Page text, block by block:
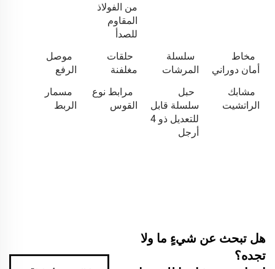
من الفولاذ
المقاوم
للصدأ
مخاط
أمان دوراني
سلسلة
المرشات
حلقات
مغلفنة
موصل
الرفع
مشابك
الراتشيت
حبل
سلسلة قابل
للتعديل ذو 4
أرجل
مرابط نوع
القوس
مسمار
الربط
هل تبحث عن شيءٍ ما ولا
تجده؟